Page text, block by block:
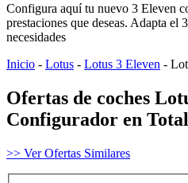
Configura aquí tu nuevo 3 Eleven
prestaciones que deseas. Adapta el
necesidades
Inicio - Lotus - Lotus 3 Eleven -
Ofertas de coches
Configurador en
>> Ver Ofertas Similares